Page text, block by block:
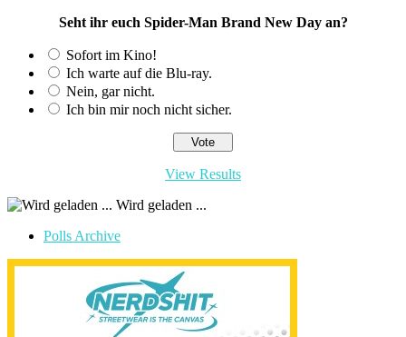
Seht ihr euch Spider-Man Brand New Day an?
Sofort im Kino!
Ich warte auf die Blu-ray.
Nein, gar nicht.
Ich bin mir noch nicht sicher.
View Results
Wird geladen ...
Polls Archive